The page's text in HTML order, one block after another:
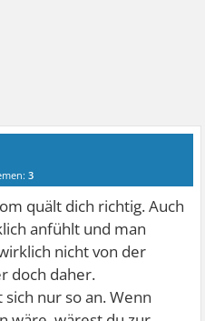
3
quält dich richtig. Auch
anfühlt und man
nicht von der
doch daher.
nur so an. Wenn